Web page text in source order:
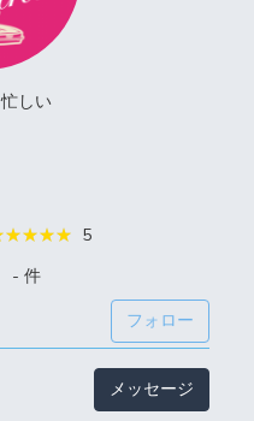
しい
5
- 件
フォロー
メッセージ